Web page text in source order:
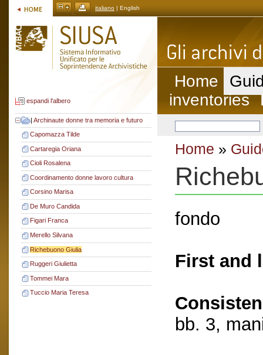
italiano | English
espandi l'albero
| Archinaute donne tra memoria e futuro
Capomazza Tilde
Cartaregia Oriana
Cioli Rosalena
Coordinamento donne lavoro cultura
Corsino Marisa
De Muro Candida
Figari Franca
Merello Silvana
Richebuono Giulia
Ruggeri Giulietta
Tommei Mara
Tuccio Maria Teresa
Home
inventories
Home »
fondo
First and
bb. 3,